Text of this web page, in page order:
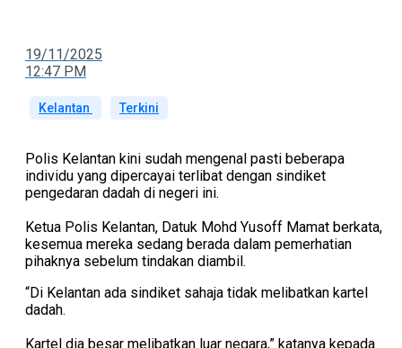
19/11/2025
12:47 PM
Kelantan Terkini
Polis Kelantan kini sudah mengenal pasti beberapa
individu yang dipercayai terlibat dengan sindiket
pengedaran dadah di negeri ini.
Ketua Polis Kelantan, Datuk Mohd Yusoff Mamat berkata,
kesemua mereka sedang berada dalam pemerhatian
pihaknya sebelum tindakan diambil.
“Di Kelantan ada sindiket sahaja tidak melibatkan kartel
dadah.
Kartel dia besar melibatkan luar negara,” katanya kepada